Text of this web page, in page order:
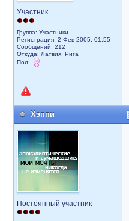
Участник
Группа: Участники
Регистрация: 2 Фев 2005, 01:55
Сообщений: 212
Откуда: Латвия, Рига
Пол:
Хэппи
Постоянный участник